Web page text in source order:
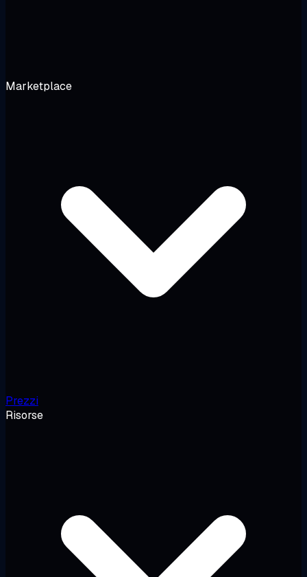
Marketplace
Prezzi
Risorse